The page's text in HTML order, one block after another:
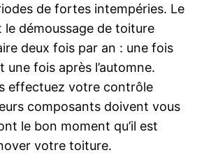
de fortes intempéries. Le
démoussage de toiture
deux fois par an : une fois
une fois après l’automne.
effectuez votre contrôle
composants doivent vous
le bon moment qu’il est
votre toiture.